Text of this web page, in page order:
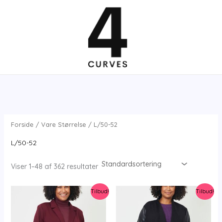
Forside / Vare Størrelse / L/50-52
L/50-52
Viser 1–48 af 362 resultater
Tilbud! Tilbud!